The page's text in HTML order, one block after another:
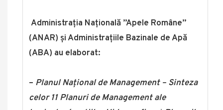
Administrația Națională ”Apele Române”
(ANAR) și Administrațiile Bazinale de Apă
(ABA) au elaborat:
– Planul Național de Management – Sinteza
celor 11 Planuri de Management ale